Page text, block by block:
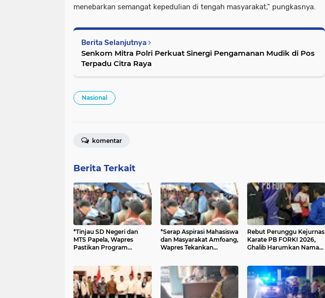
menebarkan semangat kepedulian di tengah masyarakat," pungkasnya.
Berita Selanjutnya
Senkom Mitra Polri Perkuat Sinergi Pengamanan Mudik di Pos
Terpadu Citra Raya
Nasional
komentar
Berita Terkait
*Tinjau SD Negeri dan
MTS Papela, Wapres
Pastikan Program
*Serap Aspirasi Mahasiswa
dan Masyarakat Amfoang,
Wapres Tekankan
NTT*
Rebut Perunggu Kejurnas
Karate PB FORKI 2026,
Ghalib Harumkan Nama